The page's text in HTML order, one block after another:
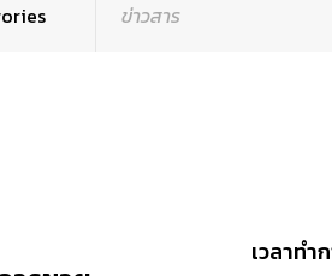
ข่าวสาร
เวลาทำ